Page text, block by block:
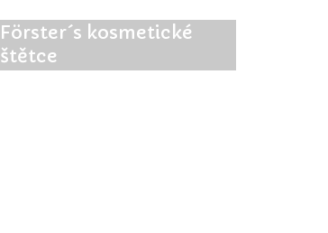
Förster´s kosmetické
štětce